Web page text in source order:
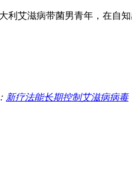
艾滋病带菌男青年，在自
新疗法能长期控制艾滋病病毒